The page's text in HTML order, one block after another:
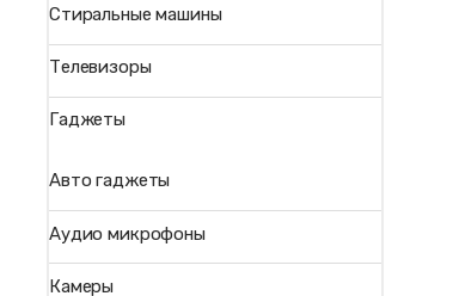
Стиральные машины
Телевизоры
Гаджеты
Авто гаджеты
Аудио микрофоны
Камеры